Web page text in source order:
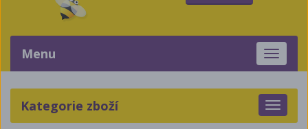
Toggle
Menu
Toggle
Kategorie zboží